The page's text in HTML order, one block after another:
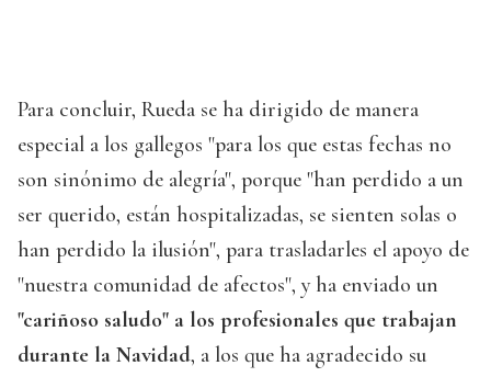
Para concluir, Rueda se ha dirigido de manera
especial a los gallegos "para los que estas fechas no
son sinónimo de alegría", porque "han perdido a un
ser querido, están hospitalizadas, se sienten solas o
han perdido la ilusión", para trasladarles el apoyo de
"nuestra comunidad de afectos", y ha enviado un
"cariñoso saludo" a los profesionales que trabajan
durante la Navidad, a los que ha agradecido su